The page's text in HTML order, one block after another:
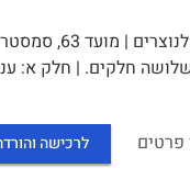
הבחינה | בבחינה שלושה חלקים. | חלק
פרטים לרכישה